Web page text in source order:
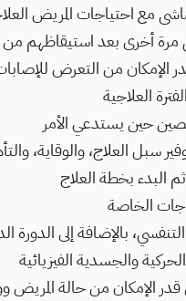
مع احتياجات المريض
مرة أخرى بعد استيقاظهم من
الإمكان من التعرض
العلاجية
حين يستدعي الأمر
سبل العلاج، والوقاية،
البدء بخطة العلاج
الخاصة
بالإضافة إلى الدورة
والجسدية الفيزيائية
قدر الإمكان من حالة